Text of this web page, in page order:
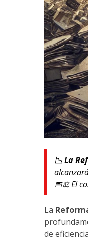
📉 La
📅⚖️ El
La
de